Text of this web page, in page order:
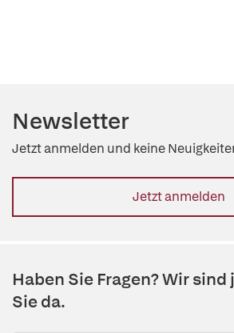
Newsletter
Jetzt anmelden und keine
Jetzt anmelden
Haben Sie Fragen? Wir
Sie da.